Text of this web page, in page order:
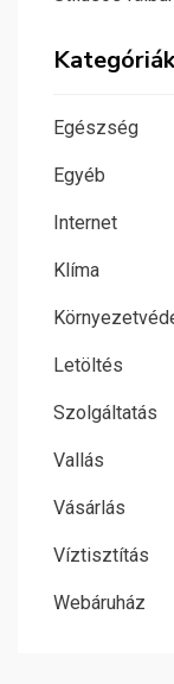
Egészség
Egyéb
Internet
Klíma
Letöltés
Szolgáltatás
Vallás
Vásárlás
Víztisztítás
Webáruház